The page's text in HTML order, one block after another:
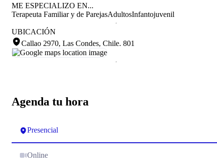
Agenda tu hora
Presencial
Online
ME ESPECIALIZO EN...
Terapeuta Familiar y de ParejasAdultosInfantojuvenil
UBICACIÓN
Callao 2970, Las Condes, Chile. 801